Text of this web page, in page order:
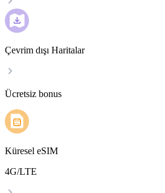
Çevrim dışı Haritalar
Ücretsiz bonus
Küresel eSIM
4G/LTE